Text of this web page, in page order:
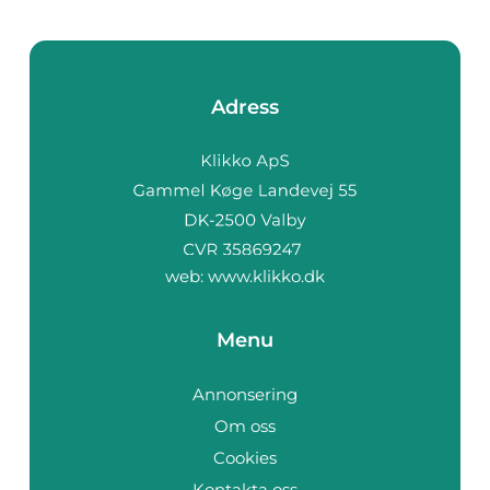
Adress
web: www.klikko.dk
Menu
Annonsering
Om oss
Cookies